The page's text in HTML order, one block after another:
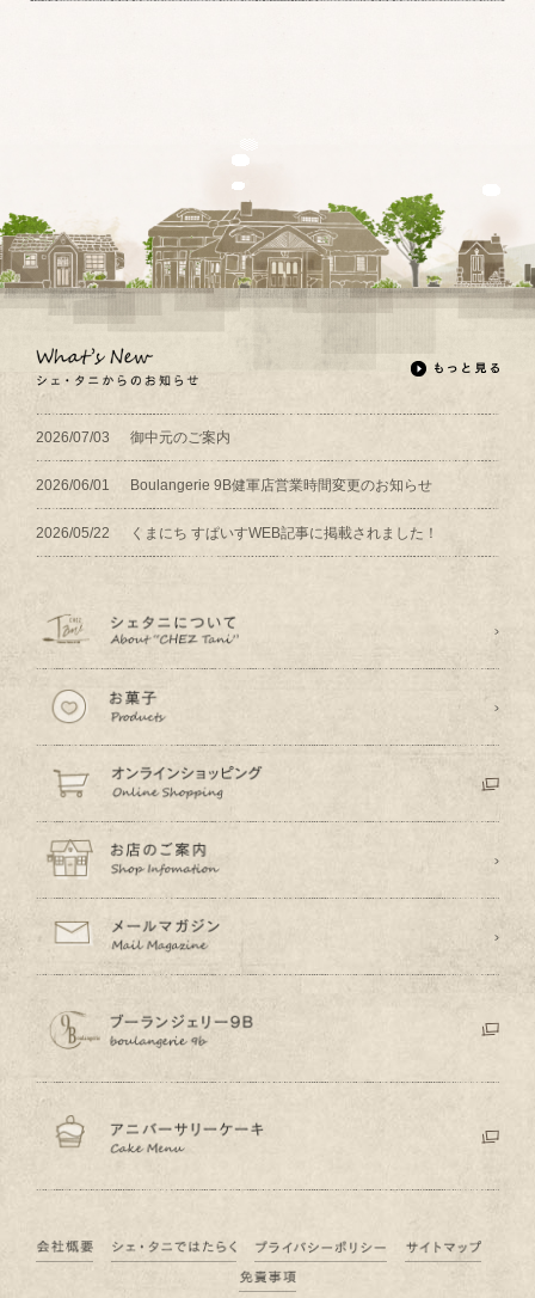
2026/07/03 御中元のご案内
2026/06/01 Boulangerie 9B健軍店営業時間変更のお知らせ
2026/05/22 くまにち すぱいすWEB記事に掲載されました！